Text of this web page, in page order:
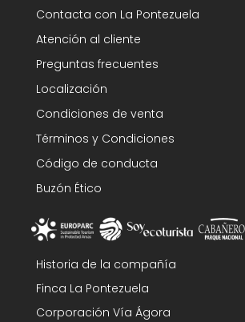
Contacta con La Pontezuela
Atención al cliente
Preguntas frecuentes
Localización
Condiciones de venta
Términos y Condiciones
Código de conducta
Buzón Ético
Historia de la compañía
Finca La Pontezuela
Corporación Vía Ágora